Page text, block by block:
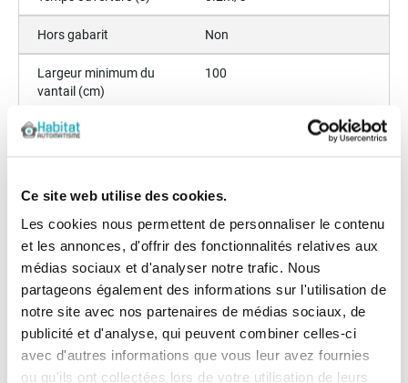
Ce site web utilise des cookies.
Les cookies nous permettent de personnaliser le contenu
et les annonces, d'offrir des fonctionnalités relatives aux
médias sociaux et d'analyser notre trafic. Nous
partageons également des informations sur l'utilisation de
notre site avec nos partenaires de médias sociaux, de
publicité et d'analyse, qui peuvent combiner celles-ci
avec d'autres informations que vous leur avez fournies
ou qu'ils ont collectées lors de votre utilisation de leurs
Hors gabarit Non
Largeur minimum du
vantail (cm)
100
Couple (Nm)
Pièces détachées
FAAC-746-ER-vue-eclatee-
BD_2.pdf
Les avis clients
Il n'y a pas encore d'avis sur ce produit
Les questions / réponses